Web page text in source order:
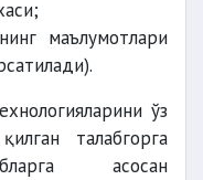
маълумотлари
ўз
талабгорга
асосан